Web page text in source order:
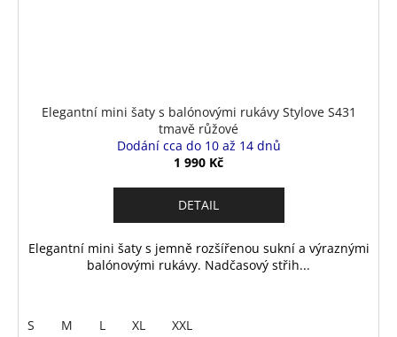
Elegantní mini šaty s balónovými rukávy Stylove S431
tmavě růžové
Dodání cca do 10 až 14 dnů
1 990 Kč
DETAIL
Elegantní mini šaty s jemně rozšířenou sukní a výraznými
balónovými rukávy. Nadčasový střih...
S M L XL XXL